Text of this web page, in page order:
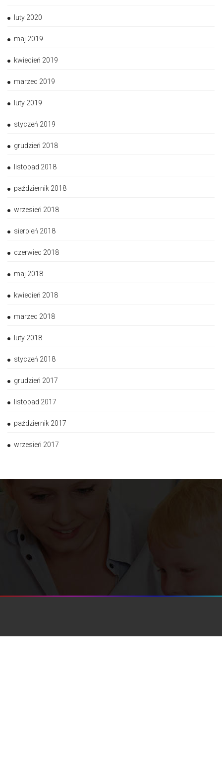
luty 2020
maj 2019
kwiecień 2019
marzec 2019
luty 2019
styczeń 2019
grudzień 2018
listopad 2018
październik 2018
wrzesień 2018
sierpień 2018
czerwiec 2018
maj 2018
kwiecień 2018
marzec 2018
luty 2018
styczeń 2018
grudzień 2017
listopad 2017
październik 2017
wrzesień 2017